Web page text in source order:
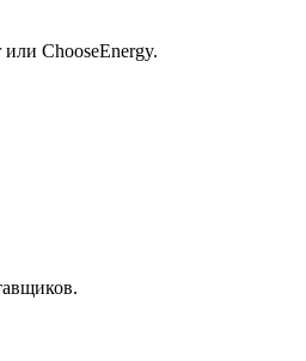
ChooseEnergy.